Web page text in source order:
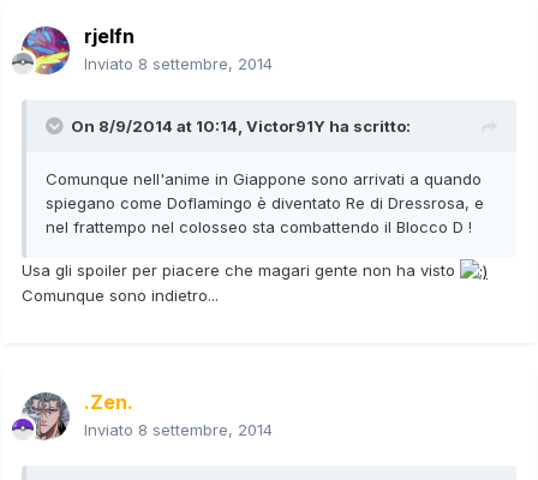
rjelfn
Inviato 8 settembre, 2014
On 8/9/2014 at 10:14, Victor91Y ha scritto:
Comunque nell'anime in Giappone sono arrivati a quando
spiegano come Doflamingo è diventato Re di Dressrosa, e
nel frattempo nel colosseo sta combattendo il Blocco D !
Usa gli spoiler per piacere che magari gente non ha visto
Comunque sono indietro...
.Zen.
Inviato 8 settembre, 2014